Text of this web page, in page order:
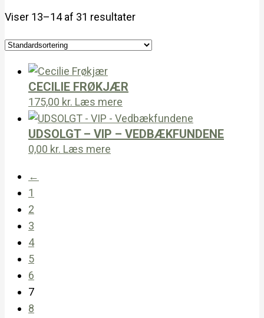
Viser 13–14 af 31 resultater
CECILIE FRØKJÆR
175,00 kr. Læs mere
UDSOLGT – VIP – VEDBÆKFUNDENE
0,00 kr. Læs mere
←
1
2
3
4
5
6
7
8